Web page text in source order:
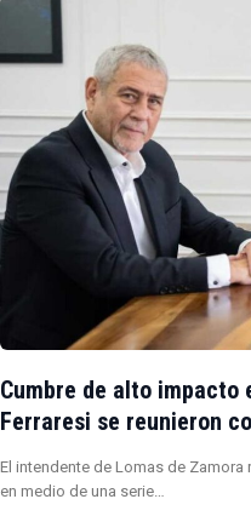
Cumbre de alto impacto
Ferraresi se reunieron
El intendente de Lomas de
en medio de una serie…